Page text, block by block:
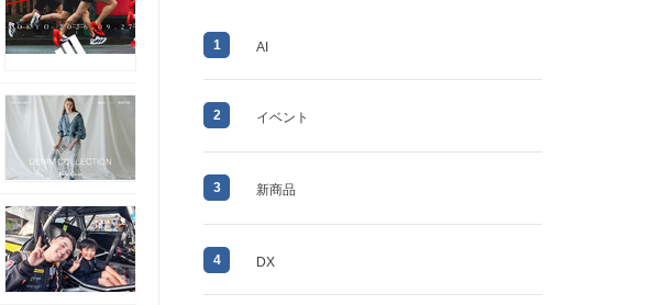
1 AI
2 イベント
3 新商品
4 DX